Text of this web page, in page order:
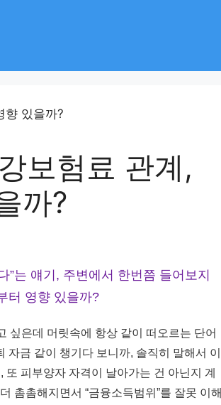
보험료 관계,
까?
”는 얘기, 주변에서 한번쯤 들어보지
터 영향 있을까?
싶은데 머릿속에 항상 같이 떠오르는 단어
금 같이 챙기다 보니까, 솔직히 말해서 이
피부양자 자격이 날아가는 건 아닌지 계
촘촘해지면서 “금융소득범위”를 잘못 이해